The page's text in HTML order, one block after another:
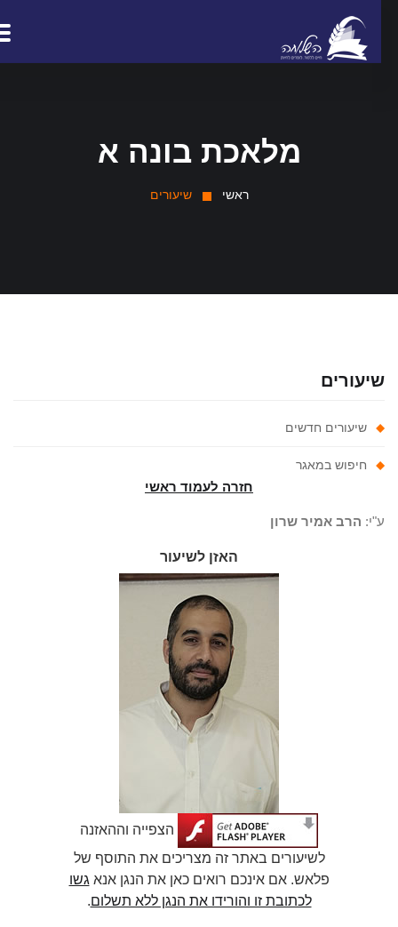
מלאכת בונה א
ראשי שיעורים
שיעורים חדשים
חיפוש במאגר
חזרה לעמוד ראשי
הרב אמיר שרון
האזן לשיעור
הצפייה וההאזנה
לשיעורים באתר זה מצריכים את התוסף של
פלאש. אם אינכם רואים כאן את הנגן אנאגשו
לכתובת זו והורידו את הנגן ללא תשלום.